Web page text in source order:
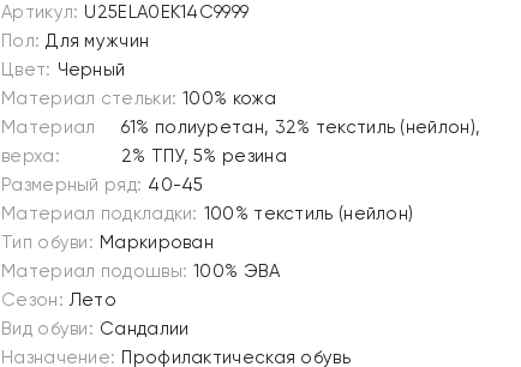
Артикул: U25ELA0EK14C9999
Пол: Для мужчин
Цвет: Черный
Материал стельки: 100% кожа
Материал
верха:
61% полиуретан, 32% текстиль (нейлон),
2% ТПУ, 5% резина
Размерный ряд: 40-45
Материал подкладки: 100% текстиль (нейлон)
Тип обуви: Маркирован
Материал подошвы: 100% ЭВА
Сезон: Лето
Вид обуви: Сандалии
Назначение: Профилактическая обувь